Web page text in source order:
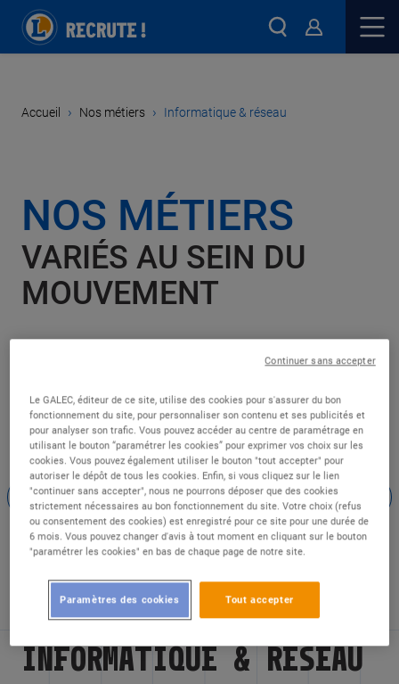
Accueil › Nos métiers › Informatique & réseau
NOS MÉTIERS
VARIÉS AU SEIN DU
MOUVEMENT
On a tous un rôle à jouer, trouvez le vôtre !
Informatique & réseau
Les métiers de la
logistique
INFORMATIQUE & RÉSEAU
Le GALEC, éditeur de ce site, utilise des cookies pour s'assurer du bon
fonctionnement du site, pour personnaliser son contenu et ses publicités et
pour analyser son trafic. Vous pouvez accéder au centre de paramétrage en
utilisant le bouton “paramétrer les cookies” pour exprimer vos choix sur les
cookies. Vous pouvez également utiliser le bouton "tout accepter" pour
autoriser le dépôt de tous les cookies. Enfin, si vous cliquez sur le lien
"continuer sans accepter", nous ne pourrons déposer que des cookies
strictement nécessaires au bon fonctionnement du site. Votre choix (refus
ou consentement des cookies) est enregistré pour ce site pour une durée de
6 mois. Vous pouvez changer d'avis à tout moment en cliquant sur le bouton
"paramétrer les cookies" en bas de chaque page de notre site.
Tout accepter
Paramètres des cookies
Continuer sans accepter